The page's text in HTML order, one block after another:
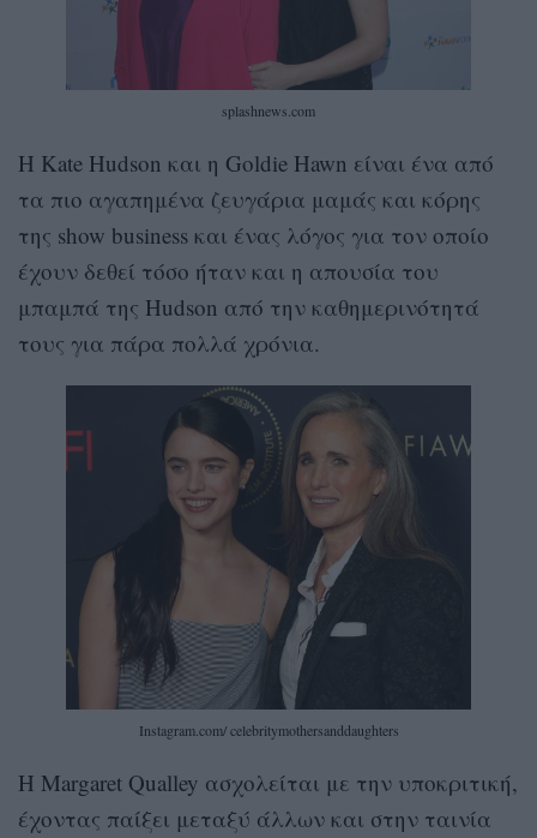
splashnews.com
Η Kate Hudson και η Goldie Hawn είναι ένα από
τα πιο αγαπημένα ζευγάρια μαμάς και κόρης
της show business και ένας λόγος για τον οποίο
έχουν δεθεί τόσο ήταν και η απουσία του
μπαμπά της Hudson από την καθημερινότητά
τους για πάρα πολλά χρόνια.
Instagram.com/ celebritymothersanddaughters
Η Margaret Qualley ασχολείται με την υποκριτική,
έχοντας παίξει μεταξύ άλλων και στην ταινία